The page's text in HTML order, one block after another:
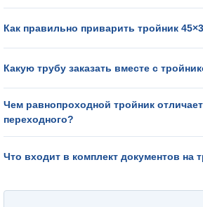
Как правильно приварить тройник
Какую трубу заказать вместе с
Чем равнопроходной тройник
переходного?
Что входит в комплект документов на